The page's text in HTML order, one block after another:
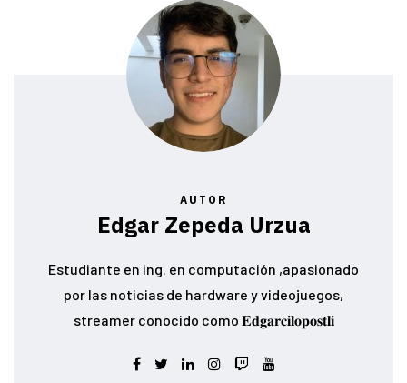
AUTOR
Edgar Zepeda Urzua
Estudiante en ing. en computación ,apasionado
por las noticias de hardware y videojuegos,
streamer conocido como 𝐄𝐝𝐠𝐚𝐫𝐜𝐢𝐥𝐨𝐩𝐨𝐬𝐭𝐥𝐢